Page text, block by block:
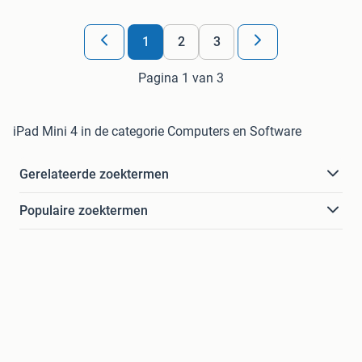
1 2 3
Pagina 1 van 3
iPad Mini 4 in de categorie Computers en Software
Gerelateerde zoektermen
Populaire zoektermen